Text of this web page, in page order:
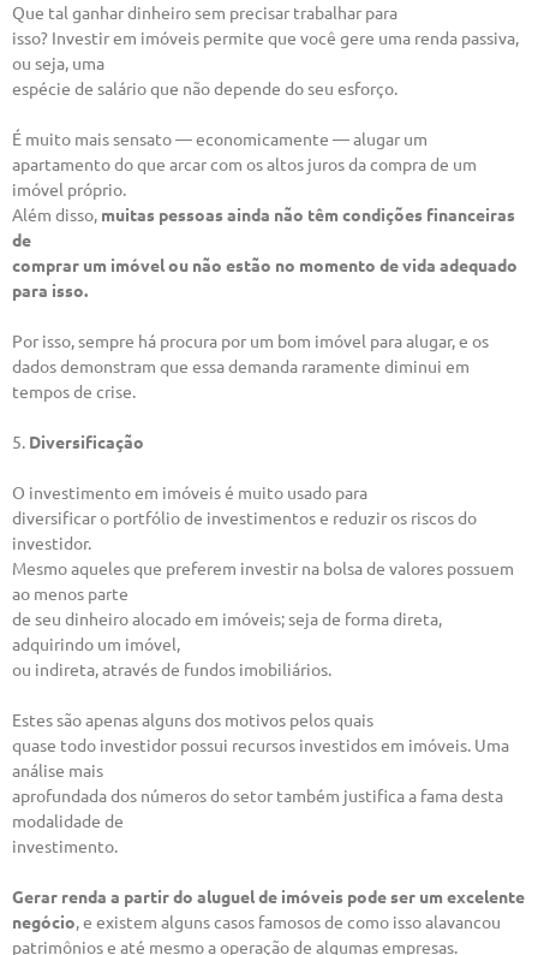
Que tal ganhar dinheiro sem precisar trabalhar para
isso? Investir em imóveis permite que você gere uma renda passiva,
ou seja, uma
espécie de salário que não depende do seu esforço.
É muito mais sensato — economicamente — alugar um
apartamento do que arcar com os altos juros da compra de um
imóvel próprio.
Além disso, muitas pessoas ainda não têm condições financeiras
de
comprar um imóvel ou não estão no momento de vida adequado
para isso.
Por isso, sempre há procura por um bom imóvel para alugar, e os
dados demonstram que essa demanda raramente diminui em
tempos de crise.
5. Diversificação
O investimento em imóveis é muito usado para
diversificar o portfólio de investimentos e reduzir os riscos do
investidor.
Mesmo aqueles que preferem investir na bolsa de valores possuem
ao menos parte
de seu dinheiro alocado em imóveis; seja de forma direta,
adquirindo um imóvel,
ou indireta, através de fundos imobiliários.
Estes são apenas alguns dos motivos pelos quais
quase todo investidor possui recursos investidos em imóveis. Uma
análise mais
aprofundada dos números do setor também justifica a fama desta
modalidade de
investimento.
Gerar renda a partir do aluguel de imóveis pode ser um excelente
negócio, e existem alguns casos famosos de como isso alavancou
patrimônios e até mesmo a operação de algumas empresas.